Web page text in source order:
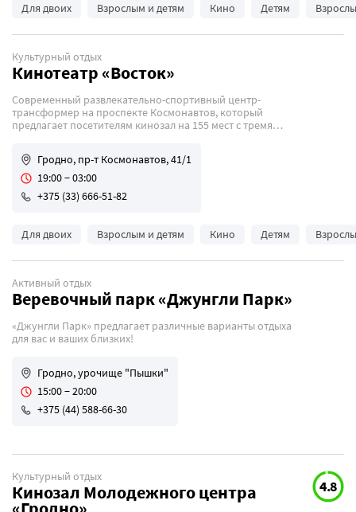
Для двоих Взрослым и детям Кино Детям
Культурный отдых
Кинотеатр «Восток»
Современный развлекательно-спортивный центр-
трансформер на проспекте Космонавтов, который
предлагает посетителям кинозал на 155 мест с тремя
и уютное кафе.
Гродно, пр-т Космонавтов, 41/1
19:00 − 03:00
+375 (33) 666-51-82
Для двоих Взрослым и детям Кино Детям
Активный отдых
Веревочный парк «Джунгли Парк»
«Джунгли Парк» предлагает различные варианты отдыха
для вас и ваших близких!
Гродно, урочище "Пышки"
15:00 − 20:00
+375 (44) 588-66-30
4.8
Культурный отдых
Кинозал Молодежного центра